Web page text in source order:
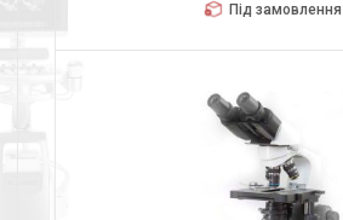
Під замовлення